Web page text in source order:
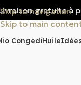
Skip to navigation
Skip to main
gratuite à
CongediHuile